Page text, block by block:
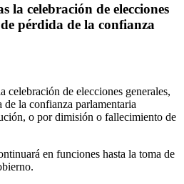
la celebración de elecciones
de pérdida de la confianza
celebración de elecciones generales,
de la confianza parlamentaria
o por dimisión o fallecimiento de
en funciones hasta la toma de